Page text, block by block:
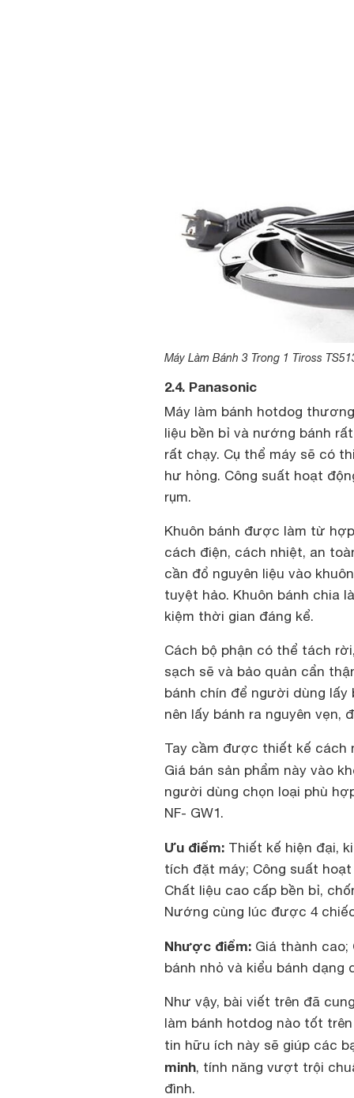
Máy Làm Bánh 3 Trong 1 Tiross
2.4. Panasonic
Máy làm bánh hotdog
liệu bền bỉ và nướng bánh
rất chạy. Cụ thể máy sẽ có
hư hỏng. Công suất hoạt
rụm.
Khuôn bánh được làm từ
cách điện, cách nhiệt, an
cần đổ nguyên liệu vào
tuyệt hảo. Khuôn bánh chia
kiệm thời gian đáng kể.
Cách bộ phận có thể tách
sạch sẽ và bảo quản cẩn
bánh chín để người dùng lấy
nên lấy bánh ra nguyên vẹn,
Tay cầm được thiết kế cách
Giá bán sản phẩm này vào
người dùng chọn loại phù
NF- GW1.
Ưu điểm: Thiết kế hiện đại,
tích đặt máy; Công suất
Chất liệu cao cấp bền bỉ,
Nướng cùng lúc được 4
Nhược điểm: Giá thành
bánh nhỏ và kiểu bánh dạng
Như vậy, bài viết trên đã
làm bánh hotdog nào tốt
tin hữu ích này sẽ giúp các
minh, tính năng vượt trội
đình.